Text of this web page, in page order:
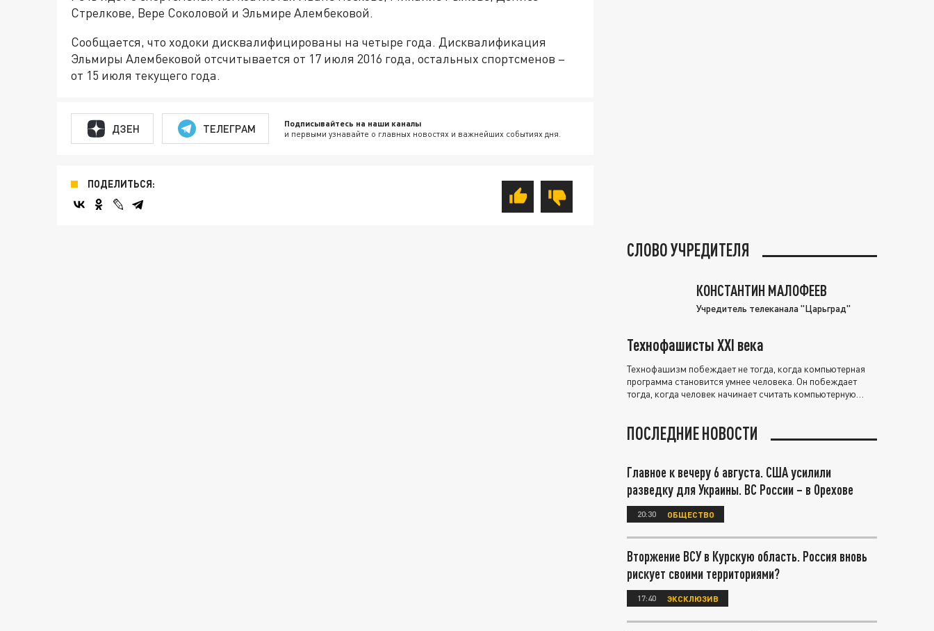
Стрелкове, Вере Соколовой и Эльмире Алембековой.
Сообщается, что ходоки дисквалифицированы на четыре года. Дисквалификация
Эльмиры Алембековой отсчитывается от 17 июля 2016 года, остальных спортсменов –
от 15 июля текущего года.
ДЗЕН ТЕЛЕГРАМ Подписывайтесь на наши каналы
и первыми узнавайте о главных новостях и важнейших событиях дня.
ПОДЕЛИТЬСЯ:
СЛОВО УЧРЕДИТЕЛЯ
КОНСТАНТИН МАЛОФЕЕВ
Учредитель телеканала "Царьград"
Технофашисты XXI века
Технофашизм побеждает не тогда, когда компьютерная
программа становится умнее человека. Он побеждает
тогда, когда человек начинает считать компьютерную
ПОСЛЕДНИЕ НОВОСТИ
Главное к вечеру 6 августа. США усилили
разведку для Украины. ВС России – в Орехове
20:30 ОБЩЕСТВО
Вторжение ВСУ в Курскую область. Россия вновь
рискует своими территориями?
17:40 ЭКСКЛЮЗИВ